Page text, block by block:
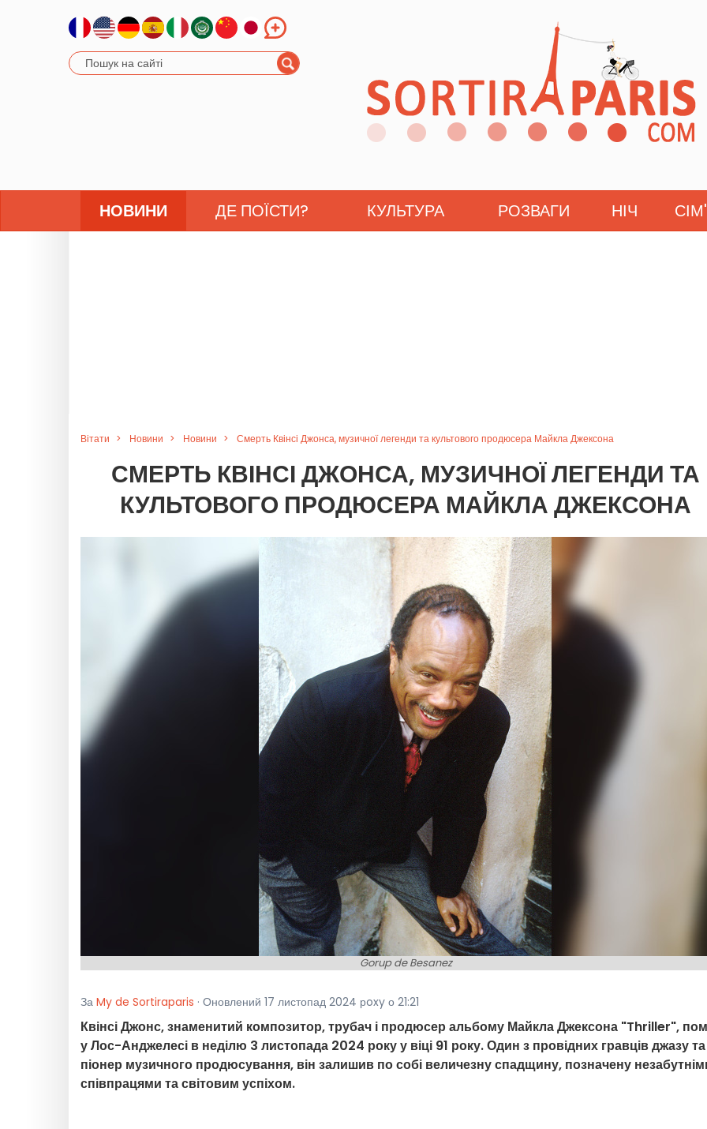
НОВИНИ ДЕ ПОЇСТИ? КУЛЬТУРА РОЗВАГИ НІЧ
Вітати Новини Новини Смерть Квінсі Джонса, музичної легенди та культового продюсера Майкла Джексона
СМЕРТЬ КВІНСІ ДЖОНСА, МУЗИЧНОЇ ЛЕГЕНДИ ТА
КУЛЬТОВОГО ПРОДЮСЕРА МАЙКЛА ДЖЕКСОНА
Gorup de Besanez
За My de Sortiraparis · Оновлений 17 листопад 2024 рoxy о 21:21
Квінсі Джонс, знаменитий композитор, трубач і продюсер альбому Майкла Джексона "Thriller",
у Лос-Анджелесі в неділю 3 листопада 2024 року у віці 91 року. Один з провідних гравців джазу та
піонер музичного продюсування, він залишив по собі величезну спадщину, позначену
співпрацями та світовим успіхом.